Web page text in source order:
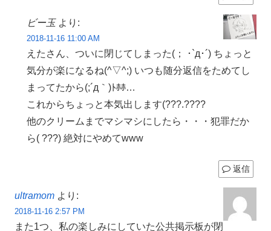
ビー玉 より:
2018-11-16 11:00 AM
えたさん、ついに閉じてしまった(； ･`д･´) ちょっと
気分が楽になるね(^▽^;) いつも随分返信をためてし
まってたから(;´д｀)ﾄﾎﾎ…
これからちょっと本気出します(???.????
他のクリームまでマシマシにしたら・・・犯罪だか
ら( ???) 絶対にやめてwww
返信
ultramom より:
2018-11-16 2:57 PM
また1つ、私の楽しみにしていた公共掲示板が閉